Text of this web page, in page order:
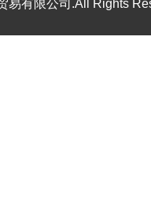
易有限公司.All Rights